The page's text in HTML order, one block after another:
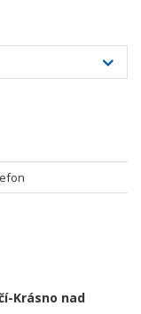
Krásno nad